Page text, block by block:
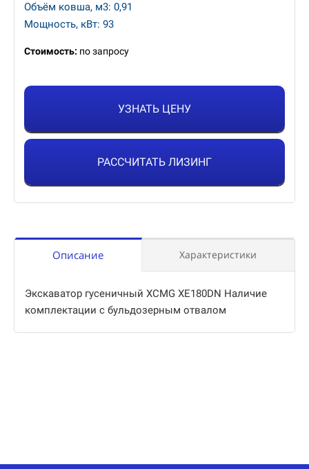
Объём ковша, м3: 0,91
Мощность, кВт: 93
Стоимость: по запросу
УЗНАТЬ ЦЕНУ
РАССЧИТАТЬ ЛИЗИНГ
Описание Характеристики
Экскаватор гусеничный XCMG XE180DN Наличие
комплектации с бульдозерным отвалом